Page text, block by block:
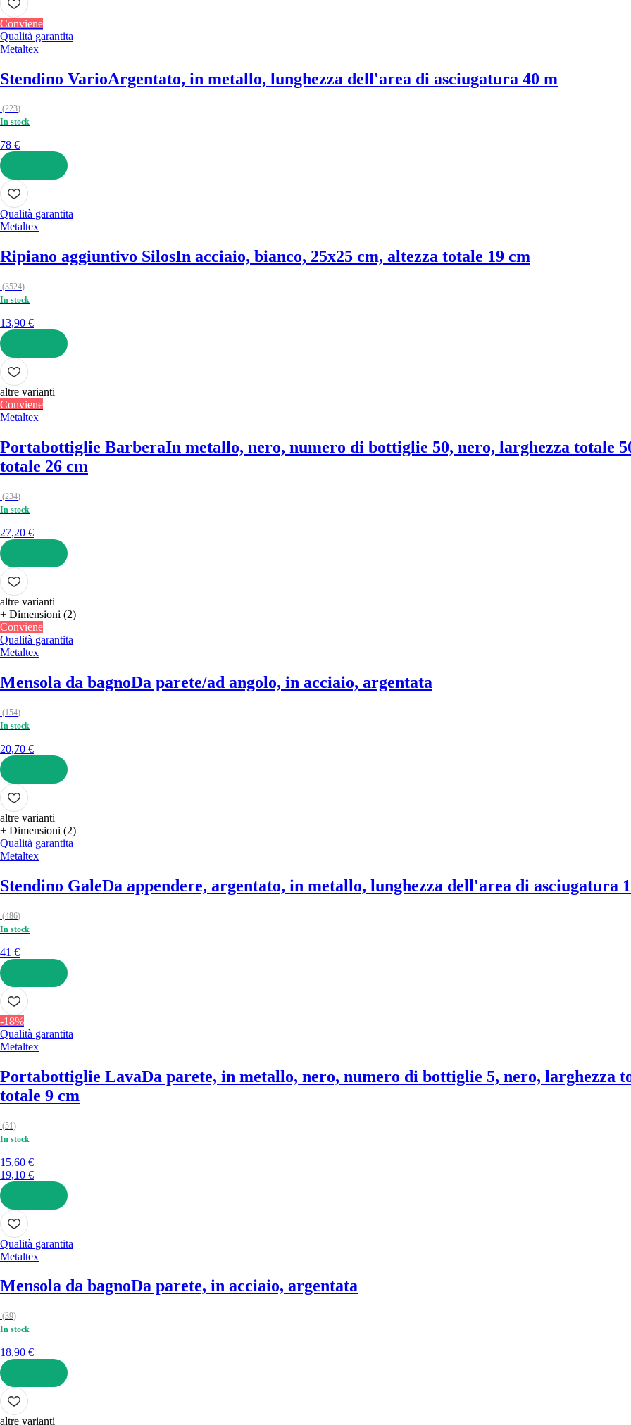
Conviene
Qualità garantita
Metaltex
Stendino VarioArgentato, in metallo, lunghezza dell'area di asciugatura 40 m
(223)
In stock
78 €
AGGIUNGI
Qualità garantita
Metaltex
Ripiano aggiuntivo SilosIn acciaio, bianco, 25x25 cm, altezza totale 19 cm
(3524)
In stock
13,90 €
AGGIUNGI
altre varianti
Conviene
Metaltex
Portabottiglie BarberaIn metallo, nero, numero di bottiglie 50, nero, larghezza totale
totale 26 cm
(234)
In stock
27,20 €
AGGIUNGI
altre varianti
+ Dimensioni (2)
Conviene
Qualità garantita
Metaltex
Mensola da bagnoDa parete/ad angolo, in acciaio, argentata
(154)
In stock
20,70 €
AGGIUNGI
altre varianti
+ Dimensioni (2)
Qualità garantita
Metaltex
Stendino GaleDa appendere, argentato, in metallo, lunghezza dell'area di asciugatura
(486)
In stock
41 €
AGGIUNGI
-18%
Qualità garantita
Metaltex
Portabottiglie LavaDa parete, in metallo, nero, numero di bottiglie 5, nero, larghezza
totale 9 cm
(51)
In stock
15,60 €
19,10 €
AGGIUNGI
Qualità garantita
Metaltex
Mensola da bagnoDa parete, in acciaio, argentata
(39)
In stock
18,90 €
AGGIUNGI
altre varianti